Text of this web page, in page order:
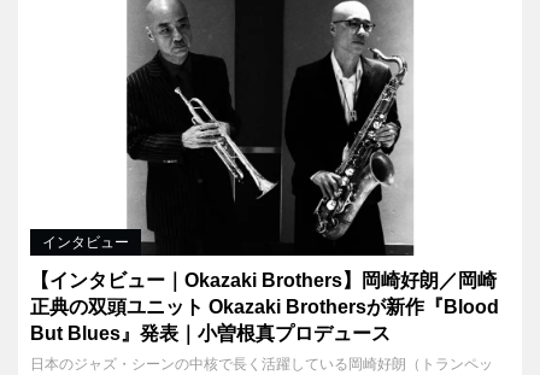
インタビュー
【インタビュー｜Okazaki Brothers】岡崎好朗／岡崎
正典の双頭ユニット Okazaki Brothersが新作『Blood
But Blues』発表｜小曽根真プロデュース
日本のジャズ・シーンの中核で長く活躍している岡崎好朗（トランペッ